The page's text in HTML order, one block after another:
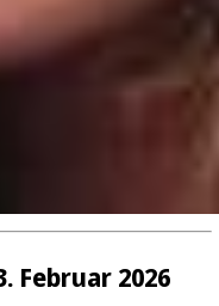
Februar 2026